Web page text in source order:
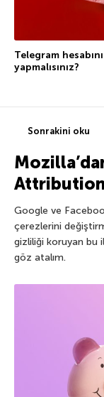
Telegram
yapmalısınız?
Sonrakini oku
Google ve
çerezlerini
gizliliği koruyan bu
göz atalım.